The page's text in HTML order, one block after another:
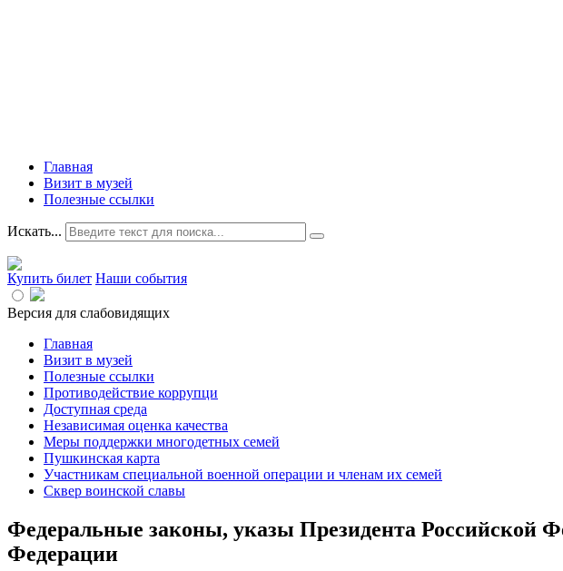
Главная
Визит в музей
Полезные ссылки
Искать...
Купить билет Наши события
Версия для слабовидящих
Главная
Визит в музей
Полезные ссылки
Противодействие коррупци
Доступная среда
Независимая оценка качества
Меры поддержки многодетных семей
Пушкинская карта
Участникам специальной военной операции и членам их семей
Сквер воинской славы
Федеральные законы, указы Президента Российской
Федерации